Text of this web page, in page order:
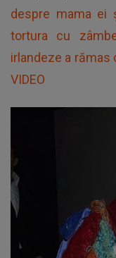
despre mama ei
tortura cu
irlandeze a rămas
VIDEO